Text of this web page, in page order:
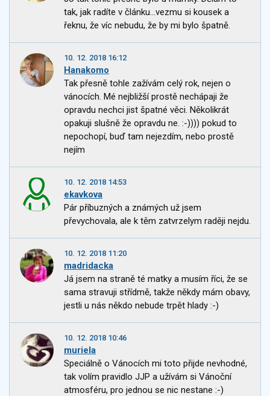
tak, jak radíte v článku...vezmu si kousek a
řeknu, že víc nebudu, že by mi bylo špatně.
10. 12. 2018 16:12
Hanakomo
Tak přesně tohle zažívám celý rok, nejen o
vánocích. Mé nejbližší prostě nechápaji že
opravdu nechci jist špatné věci. Několikrát
opakuji slušně že opravdu ne. :-)))) pokud to
nepochopí, buď tam nejezdím, nebo prostě
nejím
10. 12. 2018 14:53
ekavkova
Pár příbuzných a známých už jsem
převychovala, ale k těm zatvrzelym raději nejdu.
10. 12. 2018 11:20
madridacka
Já jsem na straně té matky a musím říci, že se
sama stravuji střídmě, takže někdy mám obavy,
jestli u nás někdo nebude trpět hlady :-)
10. 12. 2018 10:46
muriela
Speciálně o Vánocích mi toto přijde nevhodné,
tak volím pravidlo JJP a užívám si Vánoční
atmosféru, pro jednou se nic nestane :-)